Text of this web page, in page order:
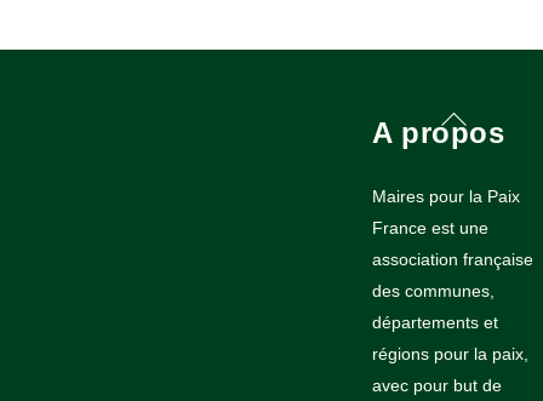
Back
To
A propos
Maires pour la Paix
France est une
association française
des communes,
départements et
régions pour la paix,
avec pour but de